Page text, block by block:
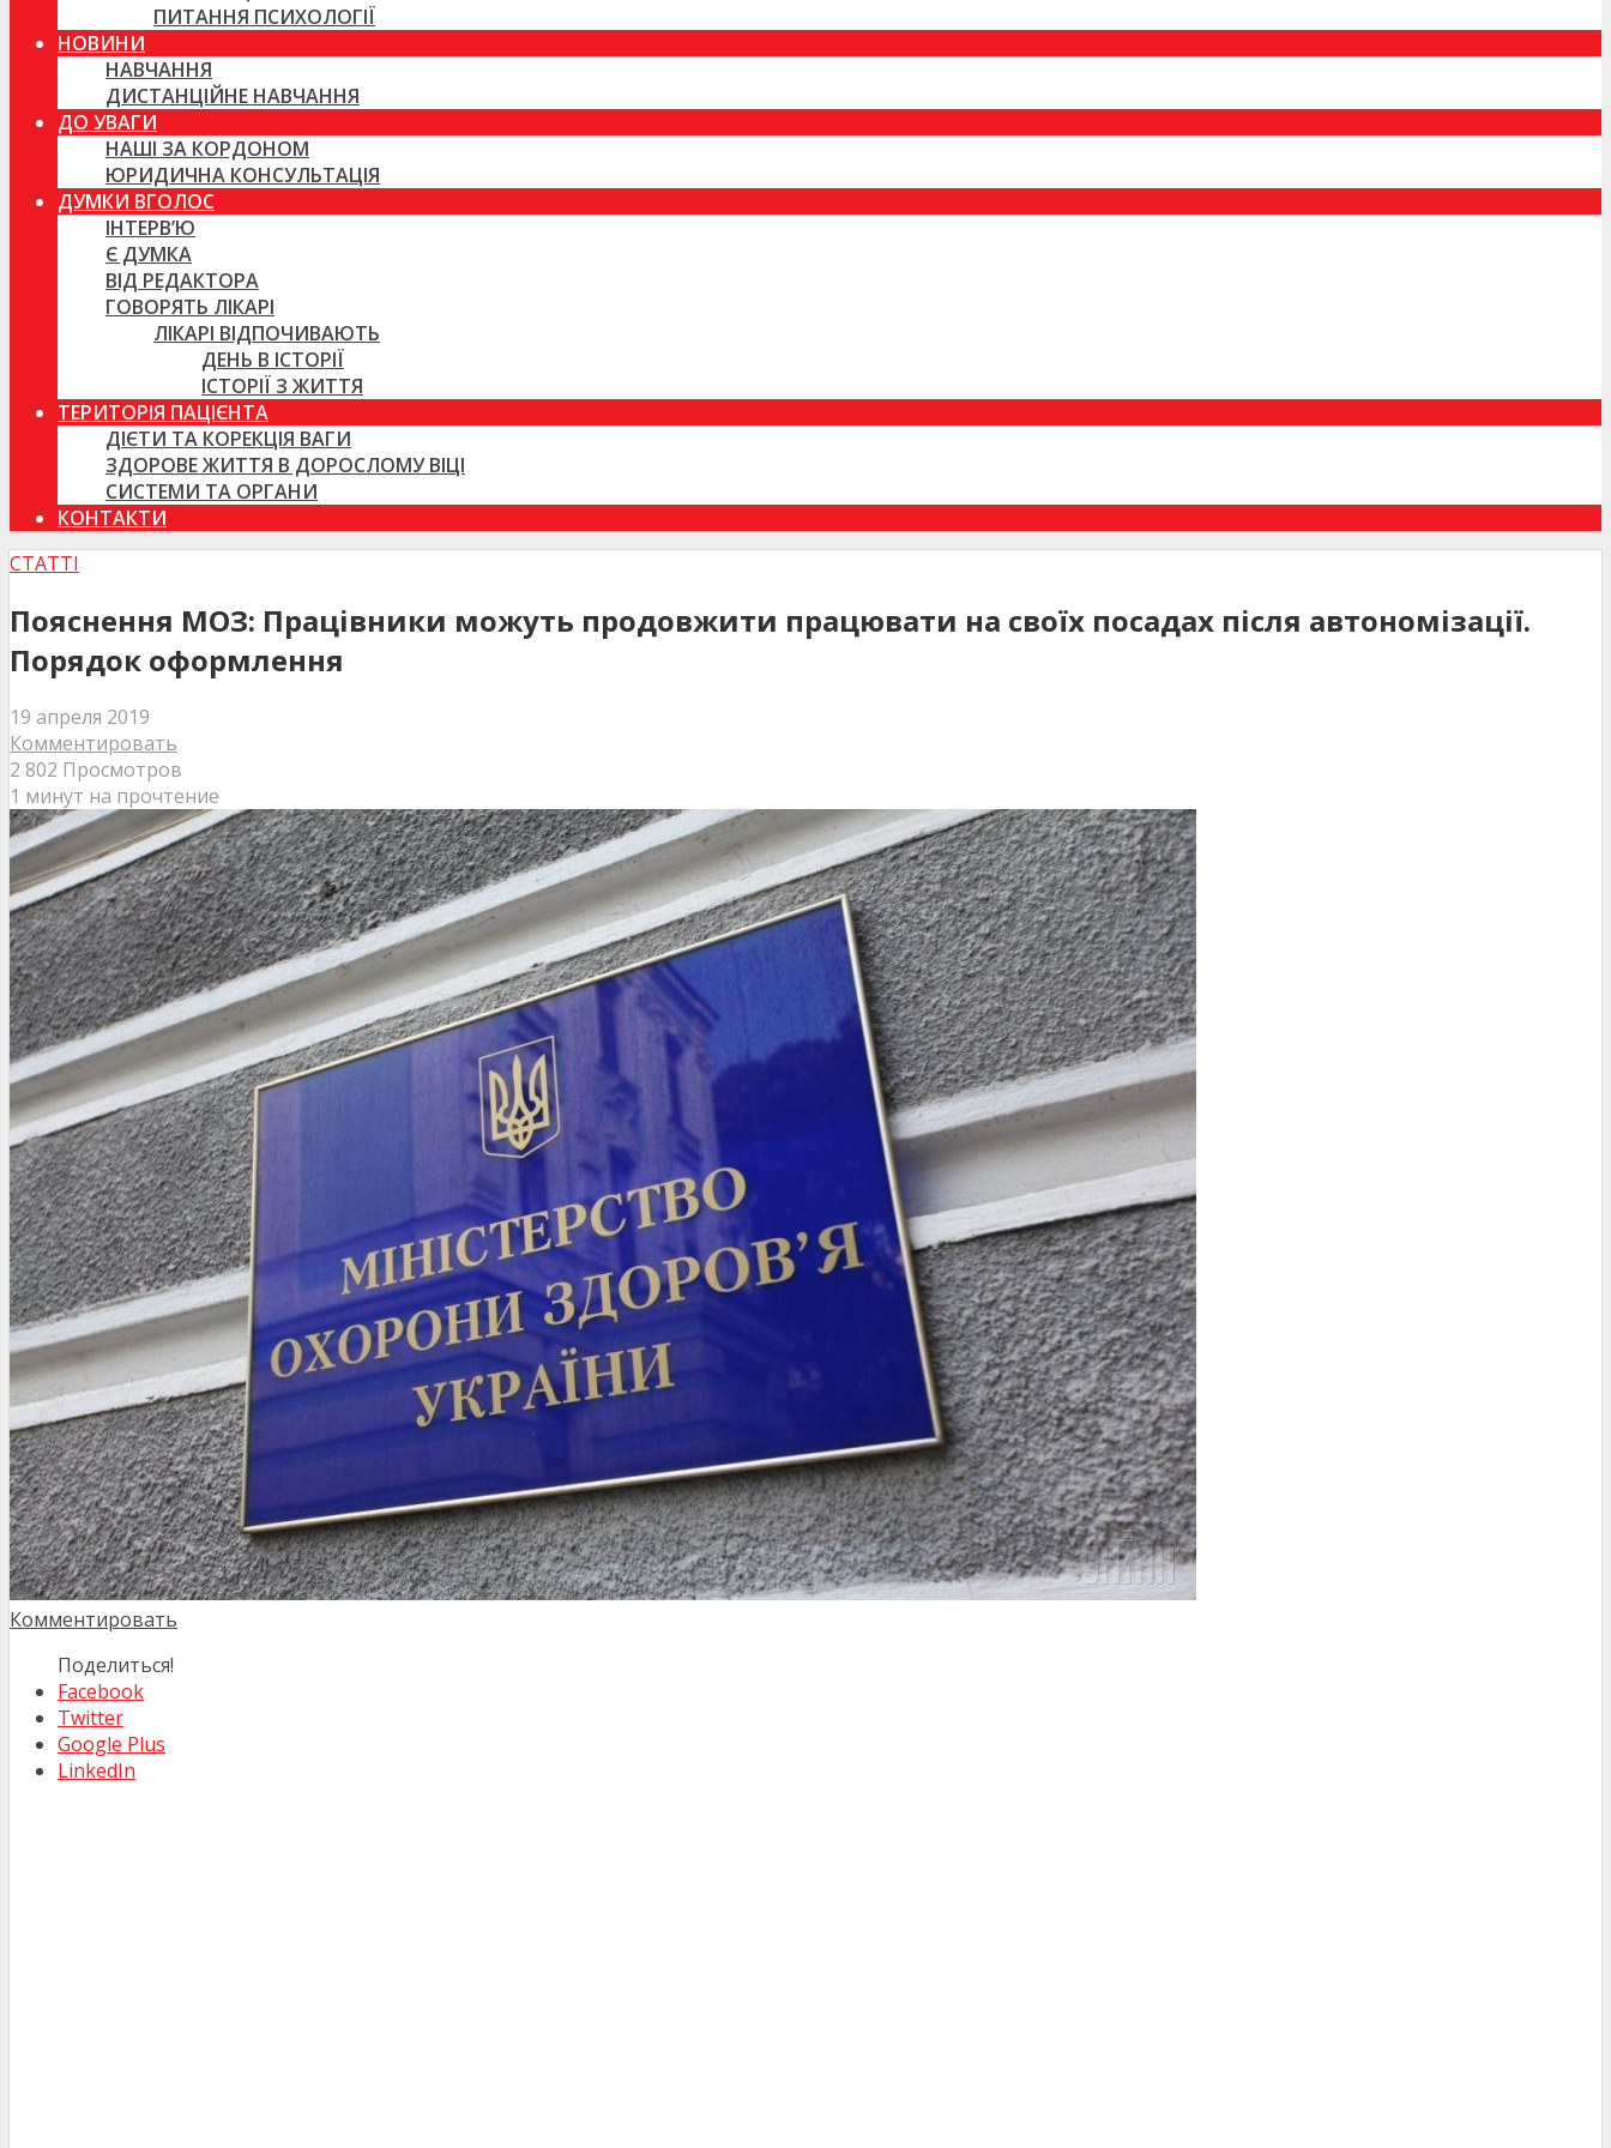
ПИТАННЯ ПСИХОЛОГІЇ
НОВИНИ
НАВЧАННЯ
ДИСТАНЦІЙНЕ НАВЧАННЯ
ДО УВАГИ
НАШІ ЗА КОРДОНОМ
ЮРИДИЧНА КОНСУЛЬТАЦІЯ
ДУМКИ ВГОЛОС
ІНТЕРВ’Ю
Є ДУМКА
ВІД РЕДАКТОРА
ГОВОРЯТЬ ЛІКАРІ
ЛІКАРІ ВІДПОЧИВАЮТЬ
ДЕНЬ В ІСТОРІЇ
ІСТОРІЇ З ЖИТТЯ
ТЕРИТОРІЯ ПАЦІЄНТА
ДІЄТИ ТА КОРЕКЦІЯ ВАГИ
ЗДОРОВЕ ЖИТТЯ В ДОРОСЛОМУ ВІЦІ
СИСТЕМИ ТА ОРГАНИ
КОНТАКТИ
СТАТТІ
Пояснення МОЗ: Працівники можуть продовжити працювати на своїх посадах після автономізації.
Порядок оформлення
19 апреля 2019
Комментировать
2 802 Просмотров
1 минут на прочтение
Комментировать
Поделиться!
Facebook
Twitter
Google Plus
LinkedIn